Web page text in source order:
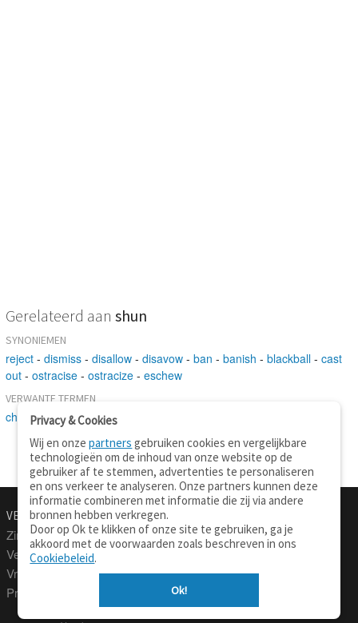
Gerelateerd aan shun
SYNONIEMEN
reject - dismiss - disallow - disavow - ban - banish - blackball - cast
out - ostracise - ostracize - eschew
VERWANTE TERMEN
chase away-determine
VERTALEN.NU
Zinnen vertalen
Verklarend woordenboek
Vraagbaak
Professionele vertaling
Over deze site
Privacy
Privacy & Cookies
Wij en onzepartners gebruiken cookies en vergelijkbare
technologieën om de inhoud van onze website op de
gebruiker af te stemmen, advertenties te personaliseren
en ons verkeer te analyseren. Onze partners kunnen deze
informatie combineren met informatie die zij via andere
bronnen hebben verkregen.
Door op Ok te klikken of onze site te gebruiken, ga je
akkoord met de voorwaarden zoals beschreven in ons
Cookiebeleid.
Ok!